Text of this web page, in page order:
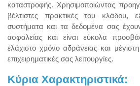
καταστροφής. Χρησιμοποιώντας
βέλτιστες πρακτικές του κλάδου,
συστήματα και τα δεδομένα σας
ασφαλείας και είναι εύκολα
ελάχιστο χρόνο αδράνειας και μέγιστη
επιχειρηματικές σας λειτουργίες.
Κύρια Χαρακτηριστικά: